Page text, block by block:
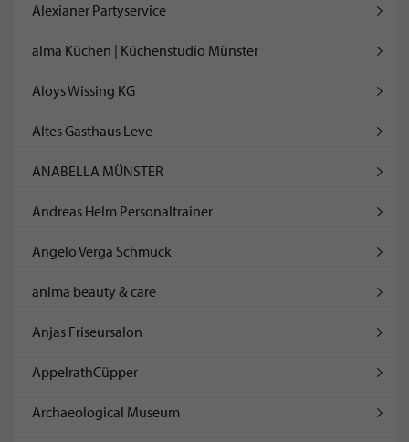
Alexianer Partyservice
alma Küchen | Küchenstudio Münster
Aloys Wissing KG
Altes Gasthaus Leve
ANABELLA MÜNSTER
Andreas Helm Personaltrainer
Angelo Verga Schmuck
anima beauty & care
Anjas Friseursalon
AppelrathCüpper
Archaeological Museum